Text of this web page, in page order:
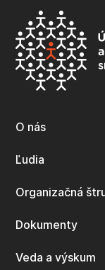
O nás
Ľudia
Organizačná
Dokumenty
Veda a výskum